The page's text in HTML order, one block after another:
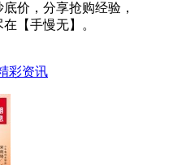
价，分享抢购经验，
【手慢无】。
彩资讯